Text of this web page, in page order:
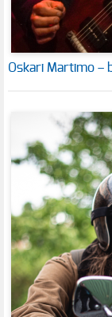
Oskari Martimo –